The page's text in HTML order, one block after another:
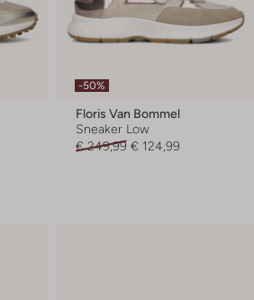
-50%
Floris Van Bommel
Sneaker Low
€ 249,99 € 124,99